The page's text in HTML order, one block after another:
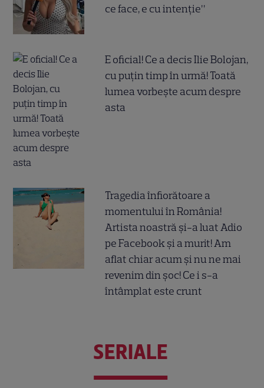
ce face, e cu intenție”
E oficial! Ce a decis Ilie Bolojan,
cu puțin timp în urmă! Toată
lumea vorbește acum despre
asta
Tragedia înfiorătoare a
momentului în România!
Artista noastră și-a luat Adio
pe Facebook și a murit! Am
aflat chiar acum și nu ne mai
revenim din șoc! Ce i s-a
întâmplat este crunt
SERIALE